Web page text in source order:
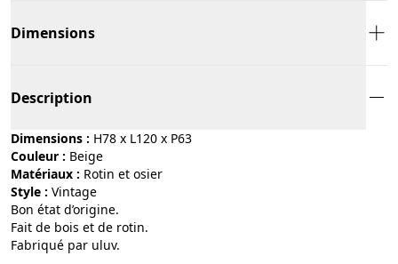
Dimensions
Description
Dimensions : H78 x L120 x P63
Couleur :
beige
Matériaux :
rotin et osier
Style :
vintage
Bon état d’origine.
Fait de bois et de rotin.
Fabriqué par uluv.